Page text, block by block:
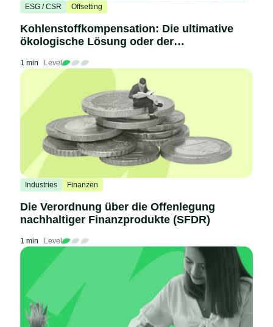
ESG / CSR Offsetting
Kohlenstoffkompensation: Die ultimative
ökologische Lösung oder der
1 min Level
Industries Finanzen
Die Verordnung über die Offenlegung
nachhaltiger Finanzprodukte (SFDR)
1 min Level